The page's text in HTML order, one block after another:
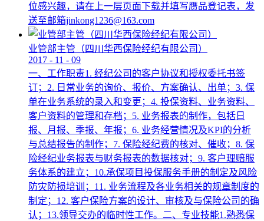
位感兴趣，请在上一层页面下载并填写赝品登记表，发
送至邮箱jinkong1236@163.com
业管部主管（四川华西保险经纪有限公司）
2017 - 11 - 09
一、工作职责1. 经纪公司的客户协议和授权委托书签
订；2. 日常业务的询价、报价、方案确认、出单；3. 保
单在业务系统的录入和变更；4. 投保资料、业务资料、
客户资料的管理和存档；5. 业务报表的制作，包括日
报、月报、季报、年报；6. 业务经营情况及KPI的分析
与总结报告的制作；7. 保险经纪费的核对、催收；8. 保
险经纪业务报表与财务报表的数据核对；9. 客户理赔服
务体系的建立；10.承保项目投保服务手册的制定及风险
防灾防损培训；11. 业务流程及各业务相关的规章制度的
制定；12. 客户保险方案的设计、审核及与保险公司的确
认；13.领导交办的临时性工作。二、专业技能1.熟悉保